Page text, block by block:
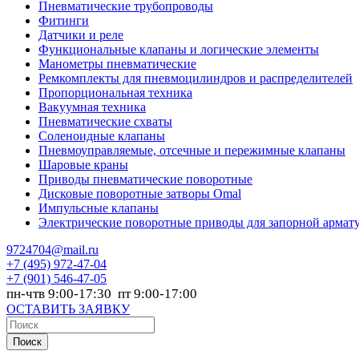
Пневматические трубопроводы
Фитинги
Датчики и реле
Функциональные клапаны и логические элементы
Манометры пневматические
Ремкомплекты для пневмоцилиндров и распределителей
Пропорциональная техника
Вакуумная техника
Пневматические схваты
Соленоидные клапаны
Пневмоуправляемые, отсечные и пережимные клапаны
Шаровые краны
Приводы пневматические поворотные
Дисковые поворотные затворы Omal
Импульсные клапаны
Электрические поворотные приводы для запорной
9724704@mail.ru
+7 (495) 972-47-04
+7 (901) 546-47-05
пн-чтв 9:00-17:30 пт 9:00-17:00
ОСТАВИТЬ ЗАЯВКУ
Поиск